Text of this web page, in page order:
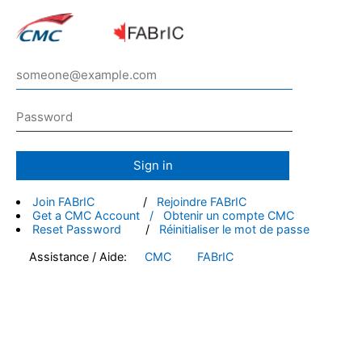
Sign in
Join FABrIC / Rejoindre FABrIC
Get a CMC Account / Obtenir un compte CMC
Reset Password / Réinitialiser le mot de passe
Assistance / Aide: CMC FABrIC